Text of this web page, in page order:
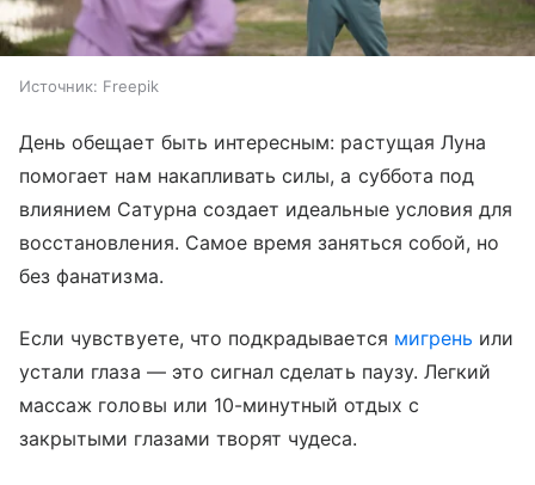
Источник: Freepik
День обещает быть интересным: растущая Луна
помогает нам накапливать силы, а суббота под
влиянием Сатурна создает идеальные условия для
восстановления. Самое время заняться собой, но
без фанатизма.
Если чувствуете, что подкрадывается мигрень или
устали глаза — это сигнал сделать паузу. Легкий
массаж головы или 10-минутный отдых с
закрытыми глазами творят чудеса.